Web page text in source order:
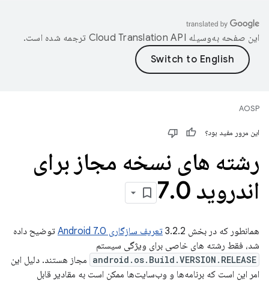
این صفحه به‌وسیله ترجمه شده است.
AOSP
این مرور مفید بود؟
رشته های نسخه مجاز برای
اندروید 7
.0
همانطور که در بخش 3.2.2 تعریف سازگاری Android 7.0
توضیح داده
شد، فقط رشته های خاصی برای ویژگی سیستم
android.os.Build.VERSION.RELEASE مجاز هستند. دلیل این
امر این است که برنامه‌ها و وب‌سایت‌ها ممکن است به مقادیر قابل